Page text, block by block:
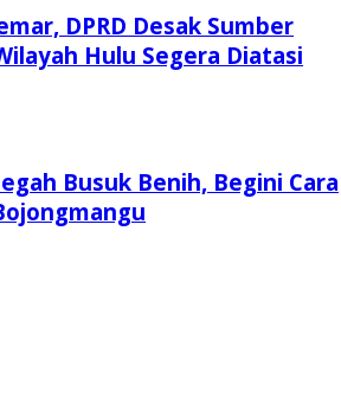
DPRD Desak Sumber
Hulu Segera Diatasi
Busuk Benih, Begini Cara